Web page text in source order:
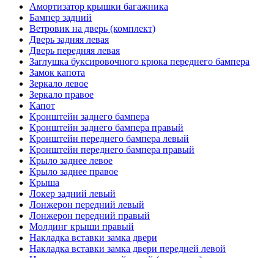
Амортизатор крышки багажника
Бампер задний
Ветровик на дверь (комплект)
Дверь задняя левая
Дверь передняя левая
Заглушка буксировочного крюка переднего бампера
Замок капота
Зеркало левое
Зеркало правое
Капот
Кронштейн заднего бампера
Кронштейн заднего бампера правый
Кронштейн переднего бампера левый
Кронштейн переднего бампера правый
Крыло заднее левое
Крыло заднее правое
Крыша
Локер задний левый
Лонжерон передний левый
Лонжерон передний правый
Молдинг крыши правый
Накладка вставки замка двери
Накладка вставки замка двери передней левой